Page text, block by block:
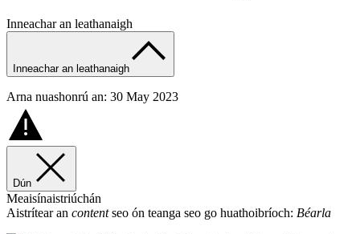
Inneachar an leathanaigh
Inneachar an leathanaigh
Arna nuashonrú an: 30 May 2023
Dún
Meaisínaistriúchán
Aistrítear an contentseo ón teanga seo go huathoibríoch: Béarla